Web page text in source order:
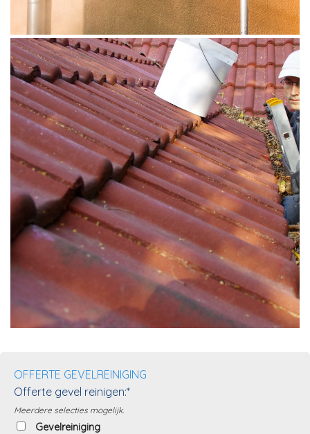
OFFERTE GEVELREINIGING
Offerte gevel reinigen:*
Meerdere selecties mogelijk.
Gevelreiniging